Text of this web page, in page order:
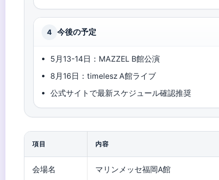
4 今後の予定
5月13-14日：MAZZEL B館公演
8月16日：timelesz A館ライブ
公式サイトで最新スケジュール確認推奨
項目 内容
会場名 マリンメッセ福岡A館